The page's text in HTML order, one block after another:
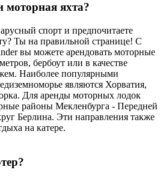
моторная яхта?
спорт и предпочитаете
Ты на правильной странице! С
вы можете арендовать моторные
бербоут или в качестве
Наиболее популярными
являются Хорватия,
Для аренды моторных лодок
районы Мекленбурга - Передней
Берлина. Эти направления также
на катере.